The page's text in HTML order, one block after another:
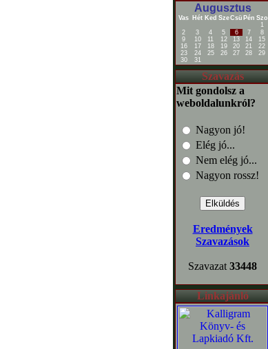
Augusztus
Vas Hét Ked SzeCsü Pén Szo
1
2
3 4 5 6 7
8
9
10 11 12 13 14
15
16
17 18 19 20 21
22
23
24 25 26 27 28
29
30
31
Szavazás
Mit gondolsz a
weboldalunkról?
Nagyon jó!
Elég jó...
Nem elég jó...
Nagyon rossz!
Eredmények
Szavazások
Szavazat 33448
Linkajánló